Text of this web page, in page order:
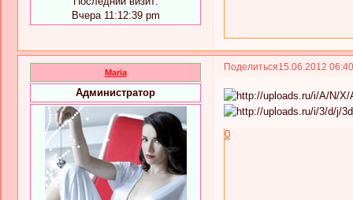
Вчера 11:12:39 pm
Поделиться15.06.2012
Maria
Администратор
0